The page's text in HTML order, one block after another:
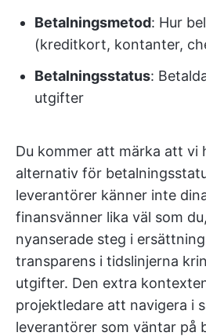
Betalningsmetod: Hur
(kreditkort, kontanter,
Betalningsstatus:
utgifter
Du kommer att märka att vi
alternativ för
leverantörer känner inte
finansvänner lika väl som
nyanserade steg i
transparens i tidslinjerna
utgifter. Den extra
projektledare att navigera i
leverantörer som väntar på